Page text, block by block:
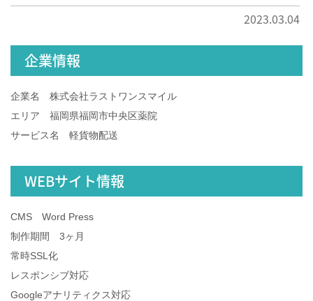
2023.03.04
企業情報
企業名 株式会社ラストワンスマイル
エリア 福岡県福岡市中央区薬院
サービス名 軽貨物配送
WEBサイト情報
CMS Word Press
制作期間 3ヶ月
常時SSL化
レスポンシブ対応
Googleアナリティクス対応